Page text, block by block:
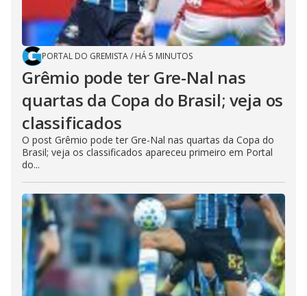
PORTAL DO GREMISTA/ HÁ 5 MINUTOS
Grêmio pode ter Gre-Nal nas
quartas da Copa do Brasil; veja os
classificados
O post Grêmio pode ter Gre-Nal nas quartas da Copa do
Brasil; veja os classificados apareceu primeiro em Portal
do...